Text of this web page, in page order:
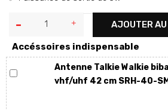
AJOUTER AU
Accéssoires indispensable
Antenne Talkie Walkie
vhf/uhf 42 cm SRH-40-